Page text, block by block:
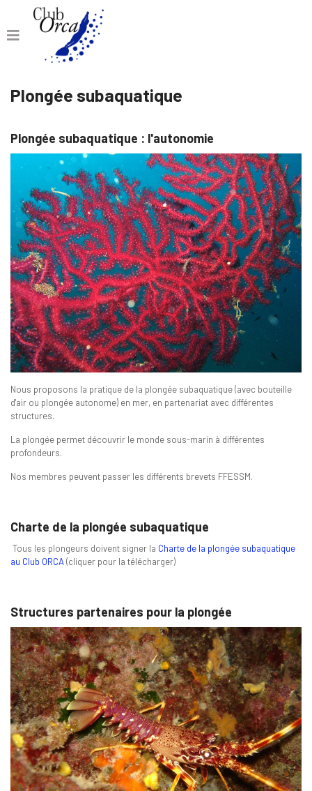
Plongée subaquatique
Plongée subaquatique : l'autonomie
Nous proposons la pratique de la plongée subaquatique (avec bouteille
d'air ou plongée autonome) en mer, en partenariat avec différentes
structures.
La plongée permet découvrir le monde sous-marin à différentes
profondeurs.
Nos membres peuvent passer les différents brevets FFESSM.
Charte de la plongée subaquatique
Tous les plongeurs doivent signer la Charte de la plongée subaquatique
au Club ORCA (cliquer pour la télécharger)
Structures partenaires pour la plongée